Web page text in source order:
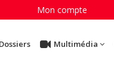
Mon compte
Multimédia